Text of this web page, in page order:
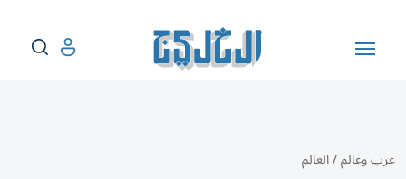
عرب وعالم/العالم